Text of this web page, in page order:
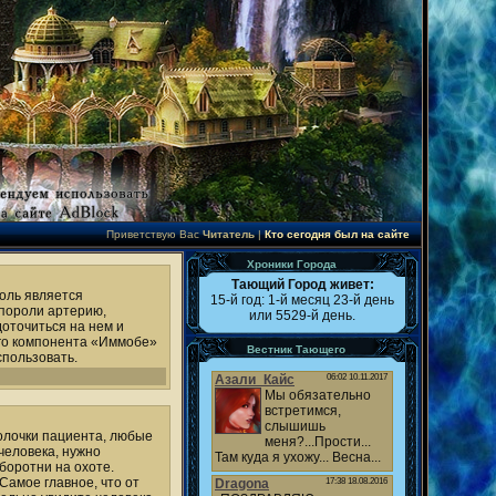
Приветствую Вас Читатель|Кто сегодня был на сайте
является
артерию,
на нем и
компонента «Иммобе»
пациента, любые
нужно
на охоте.
главное, что от
Хроники Города
Тающий Город живет:
15-й год: 1-й месяц 23-й день
или 5529-й день.
Вестник Тающего